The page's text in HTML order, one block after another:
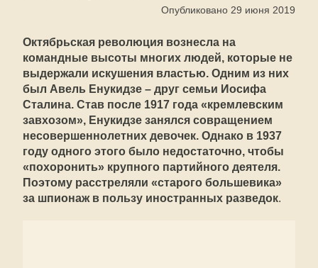
Опубликовано 29 июня 2019
Октябрьская революция вознесла на
командные высоты многих людей, которые не
выдержали искушения властью. Одним из них
был Авель Енукидзе – друг семьи Иосифа
Сталина. Став после 1917 года «кремлевским
завхозом», Енукидзе занялся совращением
несовершеннолетних девочек. Однако в 1937
году одного этого было недостаточно, чтобы
«похоронить» крупного партийного деятеля.
Поэтому расстреляли «старого большевика»
за шпионаж в пользу иностранных разведок.